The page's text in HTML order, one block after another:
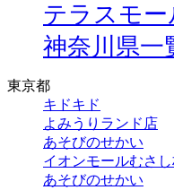
テラスモー
神奈川県一
東京都
キドキド
よみうりランド店
あそびのせかい
イオンモールむさ
あそびのせかい